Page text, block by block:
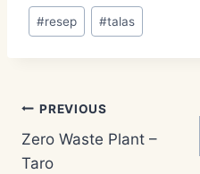
Post
Tags:
#resep #talas
Post
navigation
PREVIOUS
Zero Waste Plant –
Taro